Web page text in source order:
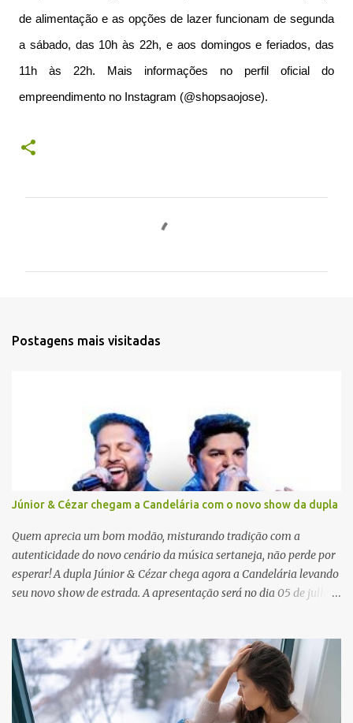
de alimentação e as opções de lazer funcionam de segunda
a sábado, das 10h às 22h, e aos domingos e feriados, das
11h às 22h. Mais informações no perfil oficial do
empreendimento no Instagram (@shopsaojose).
Postagens mais visitadas
Júnior & Cézar chegam a Candelária com o novo show da dupla
Quem aprecia um bom modão, misturando tradição com a
autenticidade do novo cenário da música sertaneja, não perde por
esperar! A dupla Júnior & Cézar chega agora a Candelária levando
seu novo show de estrada. A apresentação será no dia 05 de julho
barriga diferente. O projeto ‘Simplesmente’ ainda nem foi lançado
por completo e já ver o público cantando com a gente, show após
show, é algo surreal. Muita gente que nos acompanha, desde os
tempos de ‘Clone’ e ‘Golzinho Quadrado’ e, poder seguir juntos